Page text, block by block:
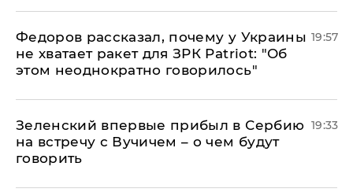
Федоров рассказал, почему у Украины
не хватает ракет для ЗРК Patriot: "Об
этом неоднократно говорилось"
19:57
Зеленский впервые прибыл в Сербию
на встречу с Вучичем – о чем будут
говорить
19:33